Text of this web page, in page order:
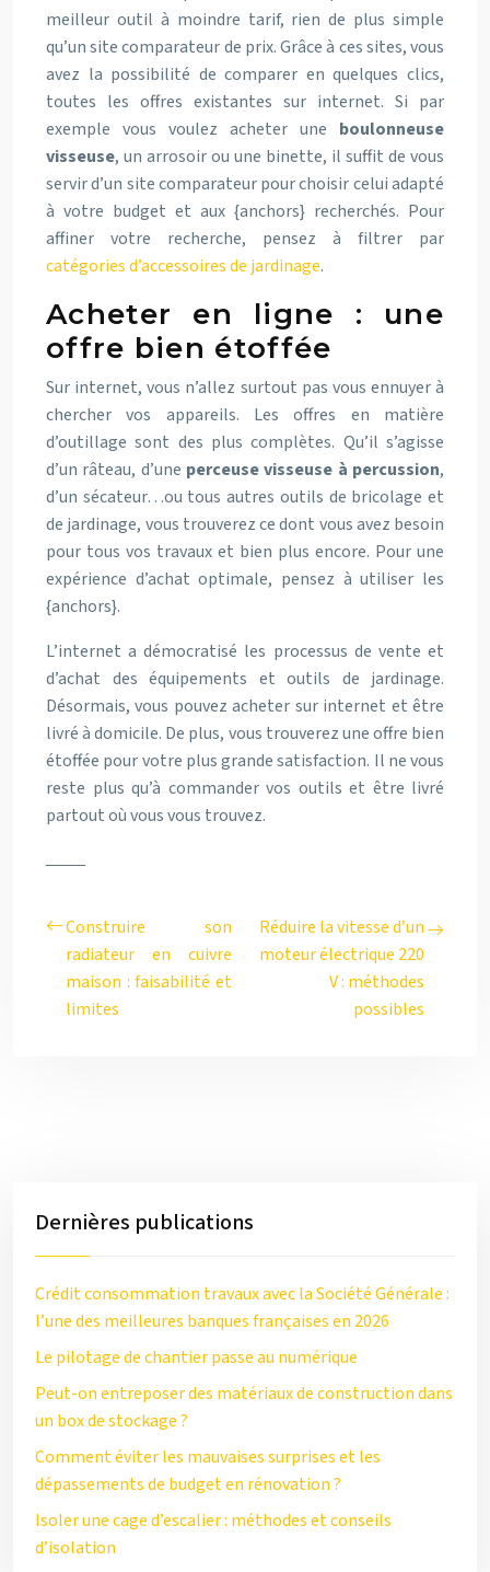
meilleur outil à moindre tarif, rien de plus simple
qu’un site comparateur de prix. Grâce à ces sites, vous
avez la possibilité de comparer en quelques clics,
toutes les offres existantes sur internet. Si par
exemple vous voulez acheter une boulonneuse
visseuse, un arrosoir ou une binette, il suffit de vous
servir d’un site comparateur pour choisir celui adapté
à votre budget et aux {anchors} recherchés. Pour
affiner votre recherche, pensez à filtrer par
catégories d’accessoires de jardinage.
Acheter en ligne : une
offre bien étoffée
Sur internet, vous n’allez surtout pas vous ennuyer à
chercher vos appareils. Les offres en matière
d’outillage sont des plus complètes. Qu’il s’agisse
d’un râteau, d’une perceuse visseuse à percussion,
d’un sécateur…ou tous autres outils de bricolage et
de jardinage, vous trouverez ce dont vous avez besoin
pour tous vos travaux et bien plus encore. Pour une
expérience d’achat optimale, pensez à utiliser les
{anchors}.
L’internet a démocratisé les processus de vente et
d’achat des équipements et outils de jardinage.
Désormais, vous pouvez acheter sur internet et être
livré à domicile. De plus, vous trouverez une offre bien
étoffée pour votre plus grande satisfaction. Il ne vous
reste plus qu’à commander vos outils et être livré
partout où vous vous trouvez.
Construire son
radiateur en cuivre
maison : faisabilité et
limites
Réduire la vitesse d’un
moteur électrique 220
V : méthodes
possibles
Dernières publications
Crédit consommation travaux avec la Société Générale :
l’une des meilleures banques françaises en 2026
Le pilotage de chantier passe au numérique
Peut-on entreposer des matériaux de construction dans
un box de stockage ?
Comment éviter les mauvaises surprises et les
dépassements de budget en rénovation ?
Isoler une cage d’escalier : méthodes et conseils
d’isolation